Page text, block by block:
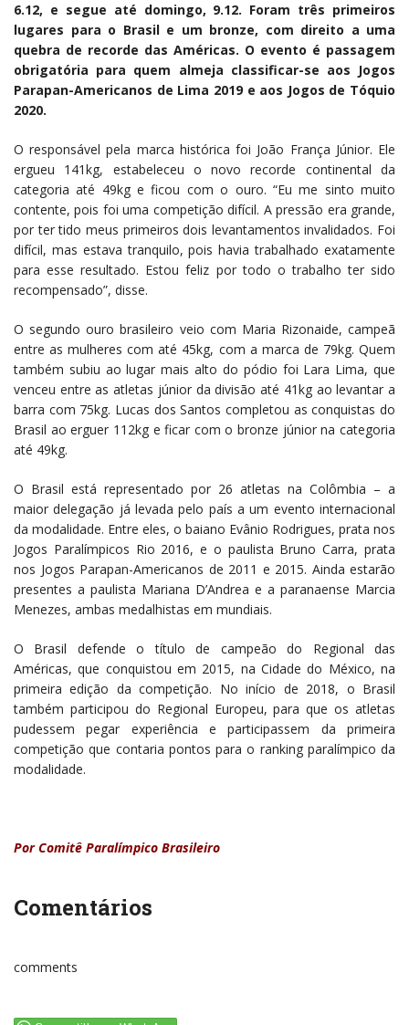
6.12, e segue até domingo, 9.12. Foram três primeiros
lugares para o Brasil e um bronze, com direito a uma
quebra de recorde das Américas. O evento é passagem
obrigatória para quem almeja classificar-se aos Jogos
Parapan-Americanos de Lima 2019 e aos Jogos de Tóquio
2020.
O responsável pela marca histórica foi João França Júnior. Ele
ergueu 141kg, estabeleceu o novo recorde continental da
categoria até 49kg e ficou com o ouro. “Eu me sinto muito
contente, pois foi uma competição difícil. A pressão era grande,
por ter tido meus primeiros dois levantamentos invalidados. Foi
difícil, mas estava tranquilo, pois havia trabalhado exatamente
para esse resultado. Estou feliz por todo o trabalho ter sido
recompensado”, disse.
O segundo ouro brasileiro veio com Maria Rizonaide, campeã
entre as mulheres com até 45kg, com a marca de 79kg. Quem
também subiu ao lugar mais alto do pódio foi Lara Lima, que
venceu entre as atletas júnior da divisão até 41kg ao levantar a
barra com 75kg. Lucas dos Santos completou as conquistas do
Brasil ao erguer 112kg e ficar com o bronze júnior na categoria
até 49kg.
O Brasil está representado por 26 atletas na Colômbia – a
maior delegação já levada pelo país a um evento internacional
da modalidade. Entre eles, o baiano Evânio Rodrigues, prata nos
Jogos Paralímpicos Rio 2016, e o paulista Bruno Carra, prata
nos Jogos Parapan-Americanos de 2011 e 2015. Ainda estarão
presentes a paulista Mariana D’Andrea e a paranaense Marcia
Menezes, ambas medalhistas em mundiais.
O Brasil defende o título de campeão do Regional das
Américas, que conquistou em 2015, na Cidade do México, na
primeira edição da competição. No início de 2018, o Brasil
também participou do Regional Europeu, para que os atletas
pudessem pegar experiência e participassem da primeira
competição que contaria pontos para o ranking paralímpico da
modalidade.
Por Comitê Paralímpico Brasileiro
Comentários
comments